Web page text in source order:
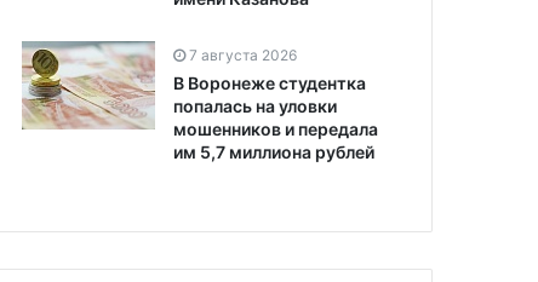
7 августа 2026
В Воронеже студентка
попалась на уловки
мошенников и передала
им 5,7 миллиона рублей